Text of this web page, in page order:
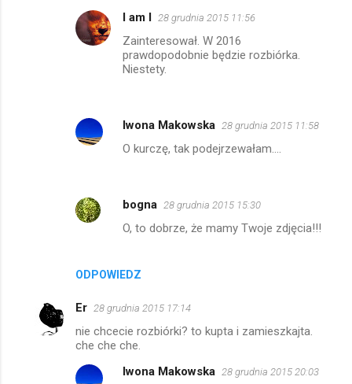
ODPOWIEDZ
I am I 28 grudnia 2015 11:56
Zainteresował. W 2016
prawdopodobnie będzie rozbiórka.
Niestety.
Iwona Makowska 28 grudnia 2015 11:58
O kurczę, tak podejrzewałam....
bogna 28 grudnia 2015 15:30
O, to dobrze, że mamy Twoje zdjęcia!!!
Er 28 grudnia 2015 17:14
nie chcecie rozbiórki? to kupta i zamieszkajta.
che che che.
Iwona Makowska 28 grudnia 2015 20:03